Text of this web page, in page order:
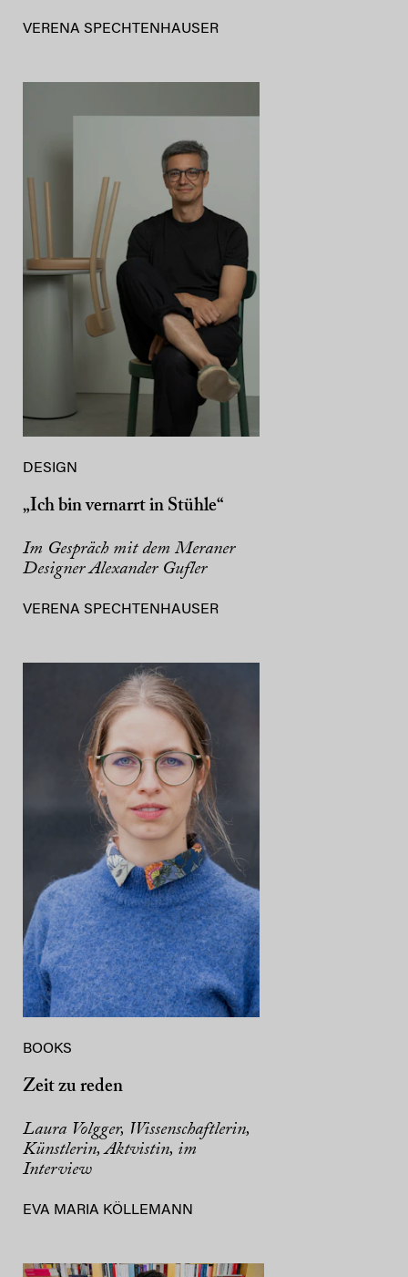
VERENA SPECHTENHAUSER
DESIGN
„Ich bin vernarrt in Stühle“
Im Gespräch mit dem Meraner
Designer Alexander Gufler
VERENA SPECHTENHAUSER
BOOKS
Zeit zu reden
Laura Volgger, Wissenschaftlerin,
Künstlerin, Aktvistin, im
Interview
EVA MARIA KÖLLEMANN